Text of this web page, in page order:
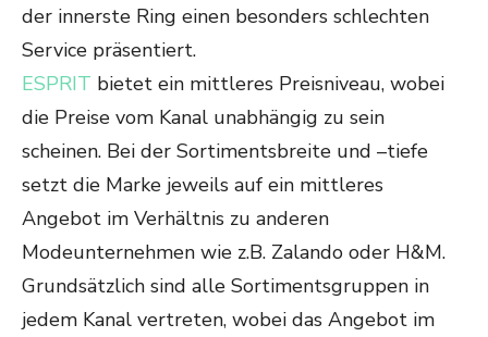
der innerste Ring einen besonders schlechten
Service präsentiert.
ESPRIT bietet ein mittleres Preisniveau, wobei
die Preise vom Kanal unabhängig zu sein
scheinen. Bei der Sortimentsbreite und –tiefe
setzt die Marke jeweils auf ein mittleres
Angebot im Verhältnis zu anderen
Modeunternehmen wie z.B. Zalando oder H&M.
Grundsätzlich sind alle Sortimentsgruppen in
jedem Kanal vertreten, wobei das Angebot im